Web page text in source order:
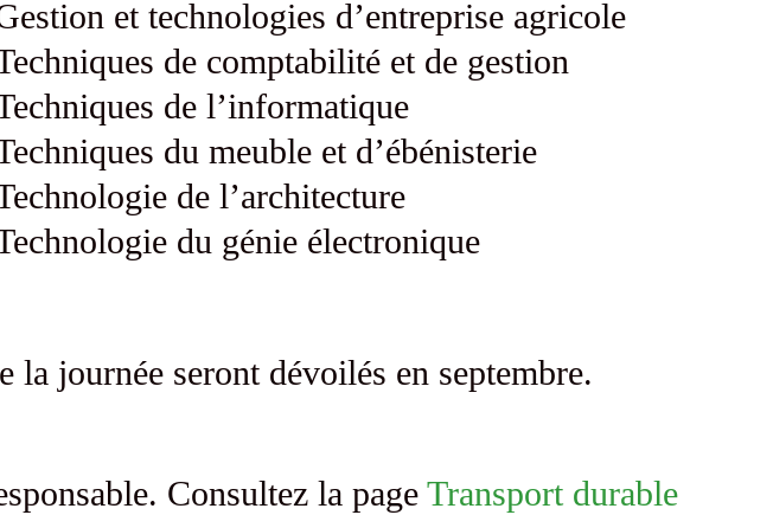
et technologies d’entreprise agricole
de comptabilité et de gestion
de l’informatique
du meuble et d’ébénisterie
de l’architecture
du génie électronique
la journée seront dévoilés en septembre.
Consultez la page Transport durable